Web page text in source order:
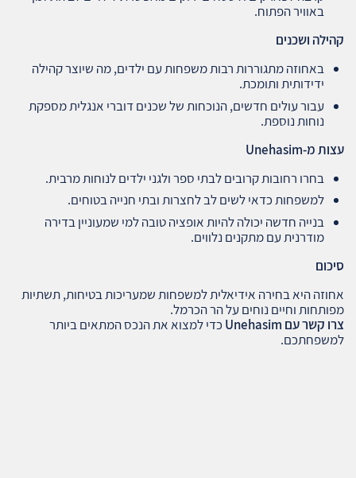
באוויר הפתוח.
קהילה ושכנים
באחוזה מתגוררות רבות משפחות עם ילדים, מה שיוצר קהילה
ידידותית ותומכת.
עבור עולים חדשים, הנוכחות של שכנים דוברי אנגלית מספקת
נוחות נוספת.
עצות מ-Unehasim
בחרו רחובות קרובים לבתי ספר ולגני ילדים לנוחות מרבית.
למשפחות כדאי לשים לב לחצרות ובתי חנייה בטוחים.
בנייה חדשה יכולה להיות אופציה טובה למי שמעוניין בדירה
מודרנית עם מתקנים נלווים.
סיכום
אחוזה היא בחירה אידיאלית למשפחות שמעריכות בטיחות, תשתיות
מפותחות וחיים נוחים על הר הכרמל.
צרו קשר עם Unehasim
כדי למצוא את הנכס המתאים ביותר
למשפחתכם.